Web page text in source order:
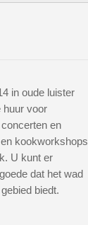
in oude luister
huur voor
en
kookworkshops
U kunt er
dat het wad
biedt.